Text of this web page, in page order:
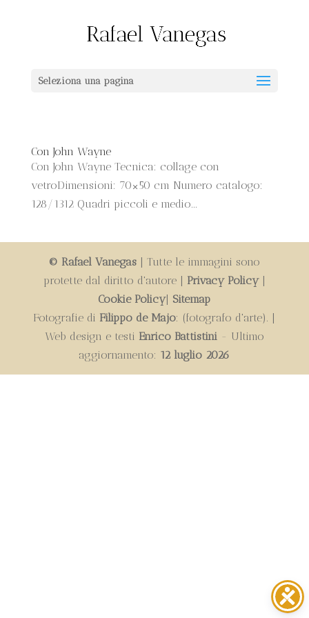
Seleziona una pagina
Con John Wayne
Con John Wayne Tecnica: collage con
vetroDimensioni: 70×50 cm Numero catalogo:
128/1312 Quadri piccoli e medio...
© Rafael Vanegas| Tutte le immagini sono
protette dal diritto d'autore | Privacy Policy|
Cookie Policy| Sitemap
Fotografie di Filippo de Majo: (fotografo d'arte). |
Web design e testi Enrico Battistini - Ultimo
aggiornamento: 12 luglio 2026